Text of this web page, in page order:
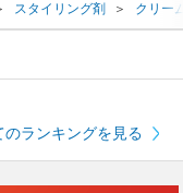
スタイリング剤 ＞ クリー
のランキングを見る